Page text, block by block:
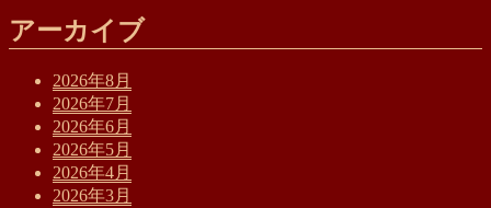
アーカイブ
2026年8月
2026年7月
2026年6月
2026年5月
2026年4月
2026年3月